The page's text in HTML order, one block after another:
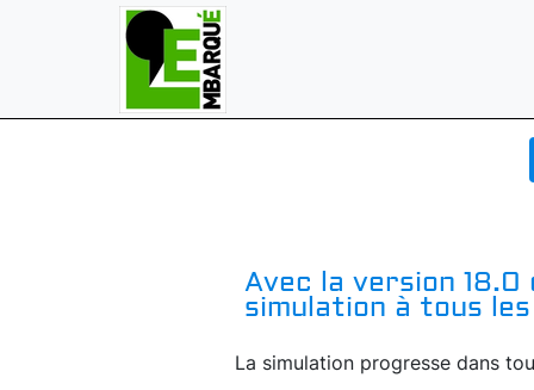
Avec la version 18.0
simulation à tous
La simulation progresse dans